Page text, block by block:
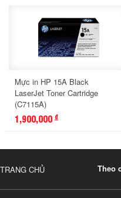
Mực in HP 15A Black
LaserJet Toner Cartridge
(C7115A)
1,900,000 đ
TRANG CHỦ Theo